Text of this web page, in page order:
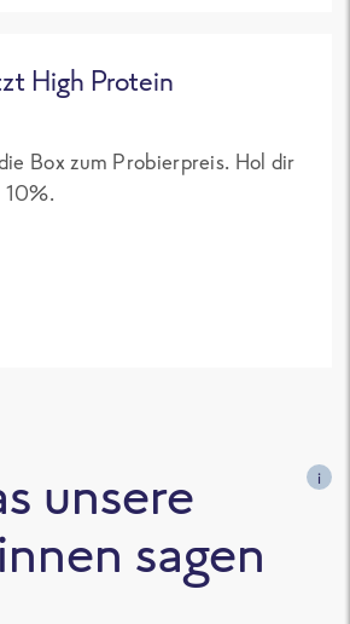
High Protein
Box zum Probierpreis. Hol dir
10%.
unsere
sagen
i